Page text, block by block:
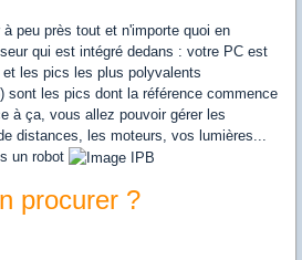
peu près tout et n'importe quoi en
qui est intégré dedans : votre PC est
les pics les plus polyvalents
sont les pics dont la référence commence
à ça, vous allez pouvoir gérer les
distances, les moteurs, vos lumières...
un robot
procurer ?